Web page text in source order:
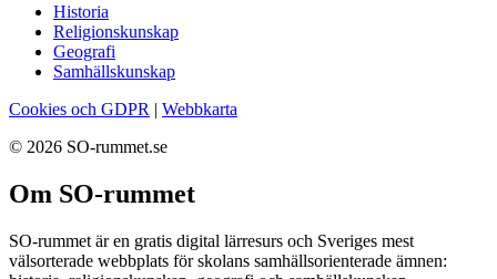
Historia
Religionskunskap
Geografi
Samhällskunskap
Cookies och GDPR | Webbkarta
© 2026 SO-rummet.se
Om SO-rummet
SO-rummet är en gratis digital lärresurs och Sveriges mest
välsorterade webbplats för skolans samhällsorienterade ämnen: